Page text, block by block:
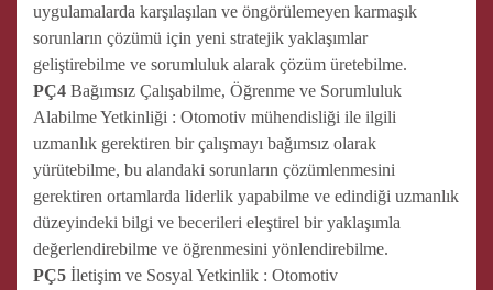
uygulamalarda karşılaşılan ve öngörülemeyen karmaşık
sorunların çözümü için yeni stratejik yaklaşımlar
geliştirebilme ve sorumluluk alarak çözüm üretebilme.
PÇ4 Bağımsız Çalışabilme, Öğrenme ve Sorumluluk
Alabilme Yetkinliği : Otomotiv mühendisliği ile ilgili
uzmanlık gerektiren bir çalışmayı bağımsız olarak
yürütebilme, bu alandaki sorunların çözümlenmesini
gerektiren ortamlarda liderlik yapabilme ve edindiği uzmanlık
düzeyindeki bilgi ve becerileri eleştirel bir yaklaşımla
değerlendirebilme ve öğrenmesini yönlendirebilme.
PÇ5 İletişim ve Sosyal Yetkinlik : Otomotiv